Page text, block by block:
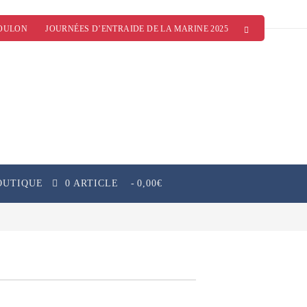
JOURNÉES D’ENTRAIDE DE LA MARINE 2025
0 ARTICLE 0,00€